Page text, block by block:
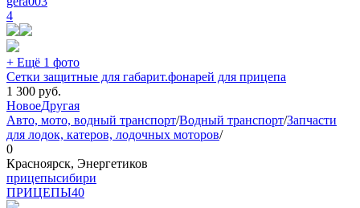
4
+ Ещё 1 фото
Сетки защитные для габарит.фонарей для прицепа
1 300 руб.
НовоеДругая
Авто, мото, водный транспорт/Водный транспорт/Запчасти
для лодок, катеров, лодочных моторов/
0
Красноярск, Энергетиков
прицепысибири
ПРИЦЕПЫ40